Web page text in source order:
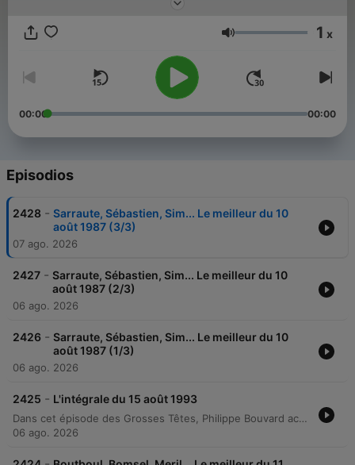
Volumen 1 x
00:00 00:00
Episodios
2428 - Sarraute, Sébastien, Sim... Le meilleur du 10
août 1987 (3/3)
07 ago. 2026
2427 - Sarraute, Sébastien, Sim... Le meilleur du 10
août 1987 (2/3)
06 ago. 2026
2426 - Sarraute, Sébastien, Sim... Le meilleur du 10
août 1987 (1/3)
06 ago. 2026
2425 - L'intégrale du 15 août 1993
Dans cet épisode des Grosses Têtes, Philippe Bouvard accueille Pierre Palmade pour une émission placée sous le signe de la dérision et du jeu. Entre lectures de citations humoristiques, anecdotes historiques et questions de culture générale, l'équipe alterne plaisanteries sur les chroniqueurs et devinettes variées. La séquence propose un tour d'horizon de sujets divers, allant de l'histoire religieuse et des inventions à des réflexions plus absurdes sur la cuisine ou la chimie. L'émission mêle habilement savoir et humour, abordant aussi bien les mystères du Moyen Âge que des anecdotes sur des figures célèbres.
06 ago. 2026